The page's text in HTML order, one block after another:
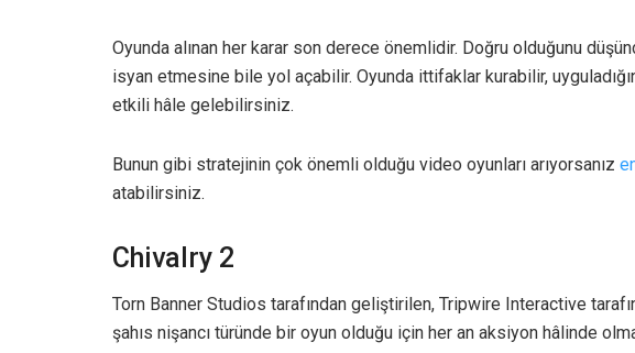
Oyunda alınan her karar son derece önemlidir. Doğru olduğunu
isyan etmesine bile yol açabilir. Oyunda ittifaklar kurabilir,
etkili hâle gelebilirsiniz.
Bunun gibi stratejinin çok önemli olduğu video oyunları arıyorsanız
atabilirsiniz.
Chivalry 2
Torn Banner Studios tarafından geliştirilen, Tripwire Interactive
şahıs nişancı türünde bir oyun olduğu için her an aksiyon hâlinde